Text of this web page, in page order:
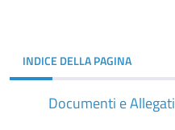
INDICE DELLA PAGINA
Documenti e Allegati